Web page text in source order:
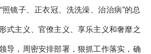
照镜子、正衣冠、洗洗澡、治治病”的总
式主义、官僚主义、享乐主义和奢靡之
导，周密安排部署，狠抓工作落实，确